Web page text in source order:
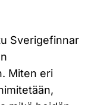
Sverigefinnar
Miten eri